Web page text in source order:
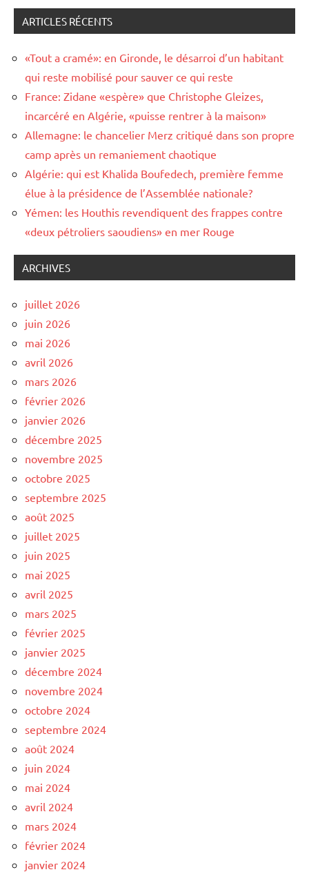
ARTICLES RÉCENTS
«Tout a cramé»: en Gironde, le désarroi d’un habitant
qui reste mobilisé pour sauver ce qui reste
France: Zidane «espère» que Christophe Gleizes,
incarcéré en Algérie, «puisse rentrer à la maison»
Allemagne: le chancelier Merz critiqué dans son propre
camp après un remaniement chaotique
Algérie: qui est Khalida Boufedech, première femme
élue à la présidence de l’Assemblée nationale?
Yémen: les Houthis revendiquent des frappes contre
«deux pétroliers saoudiens» en mer Rouge
ARCHIVES
juillet 2026
juin 2026
mai 2026
avril 2026
mars 2026
février 2026
janvier 2026
décembre 2025
novembre 2025
octobre 2025
septembre 2025
août 2025
juillet 2025
juin 2025
mai 2025
avril 2025
mars 2025
février 2025
janvier 2025
décembre 2024
novembre 2024
octobre 2024
septembre 2024
août 2024
juin 2024
mai 2024
avril 2024
mars 2024
février 2024
janvier 2024